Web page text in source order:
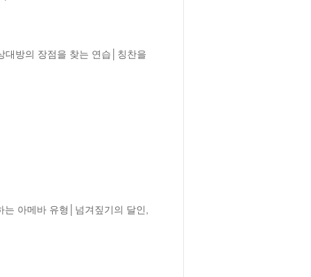
대방의 장점을 찾는 연습│칭찬을
아메바 유형│넘겨짚기의 달인,